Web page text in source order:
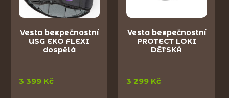
Vesta bezpečnostní
USG EKO FLEXI
dospělá
3 399 Kč
Vesta bezpečnostní
PROTECT LOKI
DĚTSKÁ
3 299 Kč